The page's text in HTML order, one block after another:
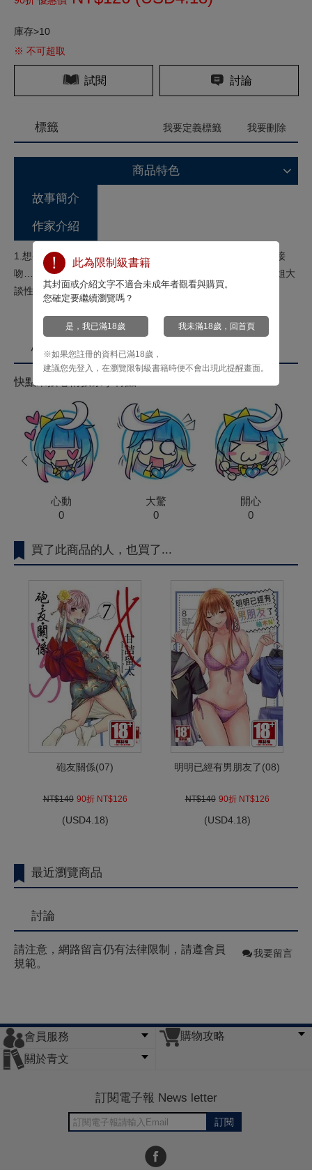
庫存>10
※ 不可超取
試閱 討論
標籤 我要定義標籤 我要刪除
商品特色
故事簡介
作家介紹
1.想要的只有身體上的關係！決勝內衣、初體驗、自慰道具、接
吻…整本充滿超濃厚性愛內容～2.最愛ＳＥＸ的廣播ＤＪ蕾歐姐大
談性愛話題♡推崇砲友關係！不需戀愛！是她的格言!!
心情投票
快點來按心情投票拿菁點！
心動
0
大驚
0
開心
0
prev next
買了此商品的人，也買了...
砲友關係(07)
NT$140 90折 NT$126
(USD4.18)
明明已經有男朋友了(08)
NT$140 90折 NT$126
(USD4.18)
最近瀏覽商品
討論
請注意，網路留言仍有法律限制，請遵會員
規範。
我要留言
此為限制級書籍
其封面或介紹文字不適合未成年者觀看與購買。
您確定要繼續瀏覽嗎？
是，我已滿18歲 我未滿18歲，回首頁
※如果您註冊的資料已滿18歲，
建議您先登入，在瀏覽限制級書籍時便不會出現此提醒畫面。
會員服務
會員辦法
客服信箱
隱私條款
網站導覽
購物攻略
關於青文
訂閱電子報 News letter
訂閱